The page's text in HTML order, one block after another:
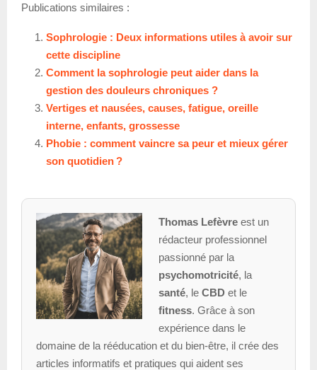
Publications similaires :
Sophrologie : Deux informations utiles à avoir sur
cette discipline
Comment la sophrologie peut aider dans la
gestion des douleurs chroniques ?
Vertiges et nausées, causes, fatigue, oreille
interne, enfants, grossesse
Phobie : comment vaincre sa peur et mieux gérer
son quotidien ?
Thomas Lefèvreest un
rédacteur professionnel
passionné par la
psychomotricité, la
santé, le CBDet le
fitness. Grâce à son
expérience dans le
domaine de la rééducation et du bien-être, il crée des
articles informatifs et pratiques qui aident ses